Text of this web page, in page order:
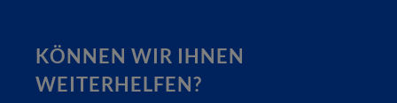
KÖNNEN WIR IHNEN
WEITERHELFEN?